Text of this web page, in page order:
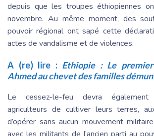
depuis que les troupes éthiopiennes
novembre. Au même moment, des
pouvoir régional ont sapé cette
actes de vandalisme et de violences.
A (re) lire : Ethiopie : Le
Ahmed au chevet des familles
Le cessez-le-feu devra
agriculteurs de cultiver leurs terres,
d’opérer sans aucun mouvement